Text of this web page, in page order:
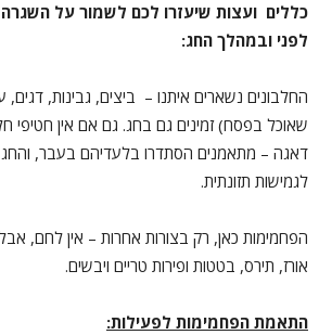
כללים ועצות שיעזרו לכם לשמור על
לפני ובמהלך החג:
החלבונים נשארים איתנו – ביצים, גבינות, דגים,
שאוכל בפסח) זמינים גם בחג. גם אם אין חטיפי
דאגה – מתאמנים הסתדרו בלעדיהם בעבר, והחג
לגמישות תזונתית.
הפחמימות כאן, רק בצורות אחרות – אין לחם,
אורז, תירס, בטטות ופירות טריים ויבשים.
התאמת הפחמימות לפעילות: